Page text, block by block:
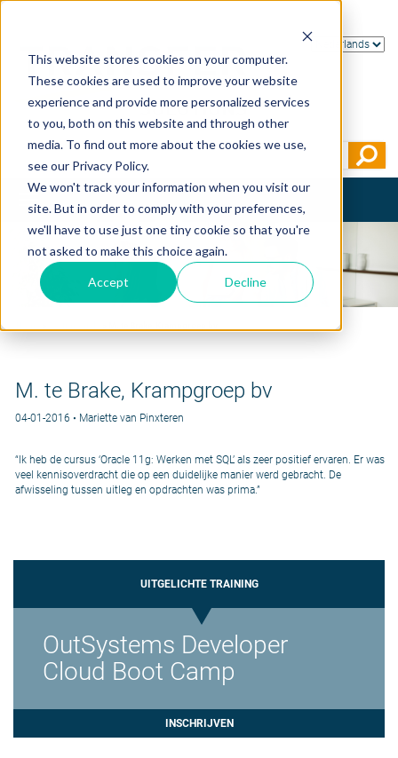
This website stores cookies on your computer.
These cookies are used to improve your website
experience and provide more personalized services
to you, both on this website and through other
media. To find out more about the cookies we use,
see our Privacy Policy.
We won't track your information when you visit our
site. But in order to comply with your preferences,
we'll have to use just one tiny cookie so that you're
not asked to make this choice again.
Accept Decline
navigation
M. te Brake, Krampgroep bv
04-01-2016 • Mariette van Pinxteren
“Ik heb de cursus ‘Oracle 11g: Werken met SQL’ als zeer positief ervaren. Er was
veel kennisoverdracht die op een duidelijke manier werd gebracht. De
afwisseling tussen uitleg en opdrachten was prima.”
UITGELICHTE TRAINING
OutSystems Developer
Cloud Boot Camp
INSCHRIJVEN